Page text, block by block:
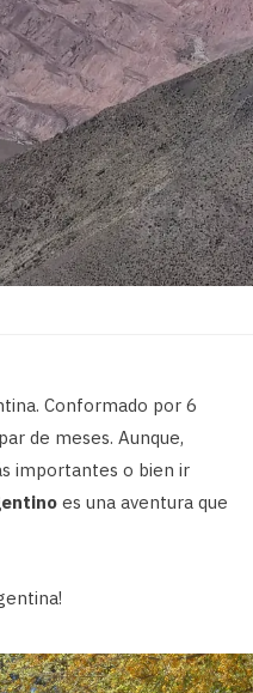
Conformado por 6
de meses. Aunque,
importantes o bien ir
es una aventura que